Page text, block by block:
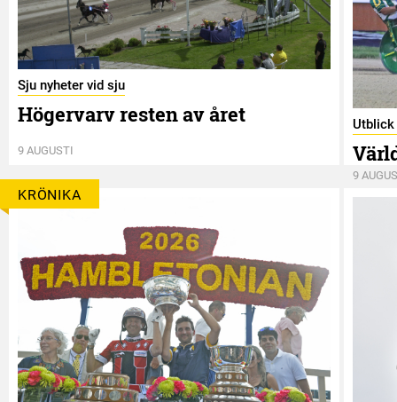
Sju nyheter vid sju
Högervarv resten av året
9 AUGUSTI
Utblick
9
KRÖNIKA